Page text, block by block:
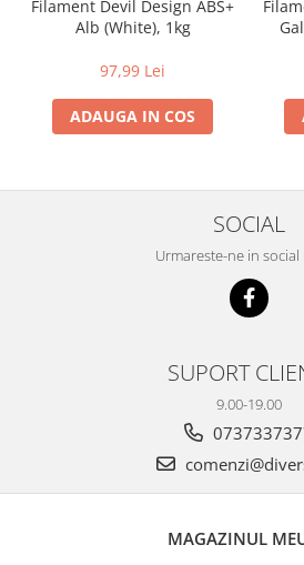
Filament Devil Design ABS+
Alb (White), 1kg
97,99 Lei
ADAUGA IN COS
SOCIAL
Urmareste-ne in social
SUPORT
9.00-19.00
MAGAZINUL